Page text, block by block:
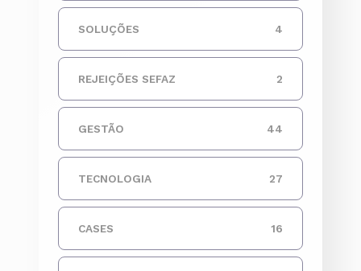
SOLUÇÕES 4
REJEIÇÕES SEFAZ 2
GESTÃO 44
TECNOLOGIA 27
CASES 16